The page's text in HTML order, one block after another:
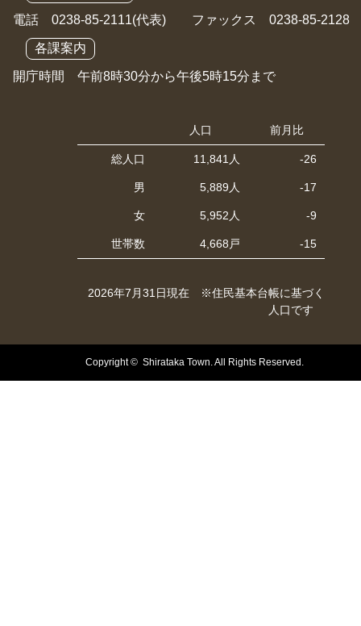
電話 0238-85-2111(代表) ファックス 0238-85-2128
各課案内
開庁時間 午前8時30分から午後5時15分まで
人口 前月比
総人口 11,841人 -26
男 5,889人 -17
女 5,952人 -9
世帯数 4,668戸 -15
2026年7月31日現在 ※住民基本台帳に基づく
人口です
Copyright © Shirataka Town. All Rights Reserved.